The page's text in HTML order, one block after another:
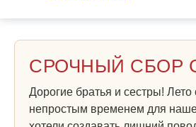
СРОЧНЫЙ СБОР
Дорогие братья и сестры! Лето
непростым временем для